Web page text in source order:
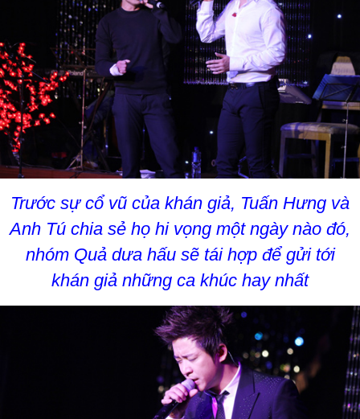
Trước sự cổ vũ của khán giả, Tuấn Hưng và
Anh Tú chia sẻ họ hi vọng một ngày nào đó,
nhóm Quả dưa hấu sẽ tái hợp để gửi tới
khán giả những ca khúc hay nhất